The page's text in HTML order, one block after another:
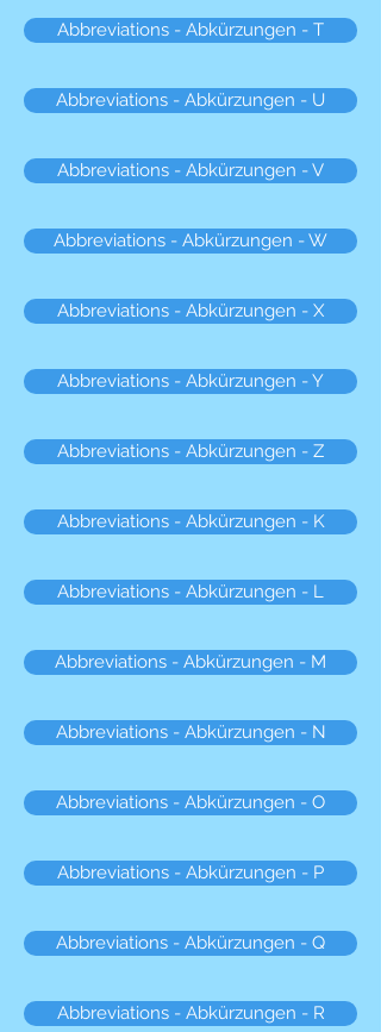
Abbreviations - Abkürzungen - T
Abbreviations - Abkürzungen - U
Abbreviations - Abkürzungen - V
Abbreviations - Abkürzungen - W
Abbreviations - Abkürzungen - X
Abbreviations - Abkürzungen - Y
Abbreviations - Abkürzungen - Z
Abbreviations - Abkürzungen - K
Abbreviations - Abkürzungen - L
Abbreviations - Abkürzungen - M
Abbreviations - Abkürzungen - N
Abbreviations - Abkürzungen - O
Abbreviations - Abkürzungen - P
Abbreviations - Abkürzungen - Q
Abbreviations - Abkürzungen - R